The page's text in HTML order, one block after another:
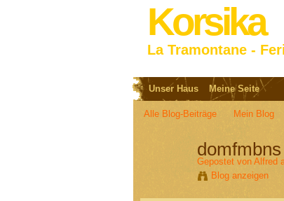
Korsika
La Tramontane -
Unser Haus Meine Seite
Alle Blog-Beiträge Mein Blog
domfmbns
Gepostet von Alfred
Blog anzeigen